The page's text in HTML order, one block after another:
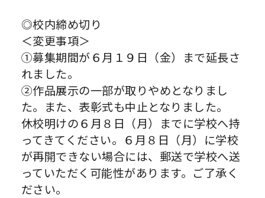
◎校内締め切り
＜変更事項＞
①募集期間が６月１９日（金）まで延長さ
れました。
②作品展示の一部が取りやめとなりまし
た。また、表彰式も中止となりました。
休校明けの６月８日（月）までに学校へ持
ってきてください。６月８日（月）に学校
が再開できない場合には、郵送で学校へ送
っていただく可能性があります。ご了承く
ださい。